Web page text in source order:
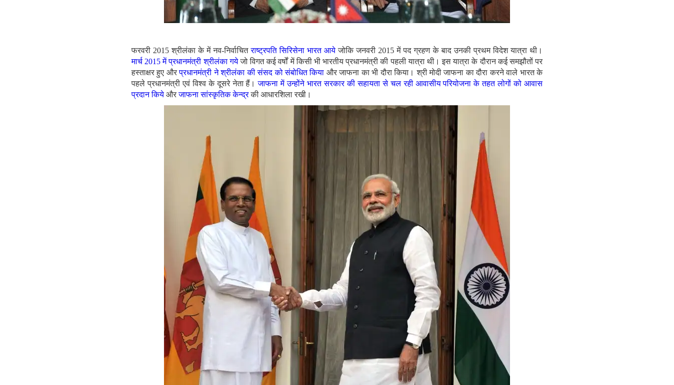
फरवरी 2015 श्रीलंका के में नव-निर्वाचितराष्ट्रपति सिरिसेना भारत आये जोकि जनवरी 2015 में पद ग्रहण के बाद उनकी प्रथम विदेश यात्रा थी।
मार्च 2015 में प्रधानमंत्री श्रीलंका गयेजो विगत कई वर्षों में किसी भी भारतीय प्रधानमंत्री की पहली यात्रा थी। इस यात्रा के दौरान कई समझौतों पर
हस्ताक्षर हुए औरप्रधानमंत्री ने श्रीलंका की संसद को संबोधित किया और जाफना का भी दौरा किया। श्री मोदी जाफना का दौरा करने वाले भारत के
पहले प्रधानमंत्री एवं विश्व के दूसरे नेता हैं।जाफना में उन्होंने भारत सरकार की सहायता से चल रही आवासीय परियोजना के तहत लोगों को आवास
प्रदान किये औरजाफना सांस्कृतिक केन्द्रकी आधारशिला रखी।